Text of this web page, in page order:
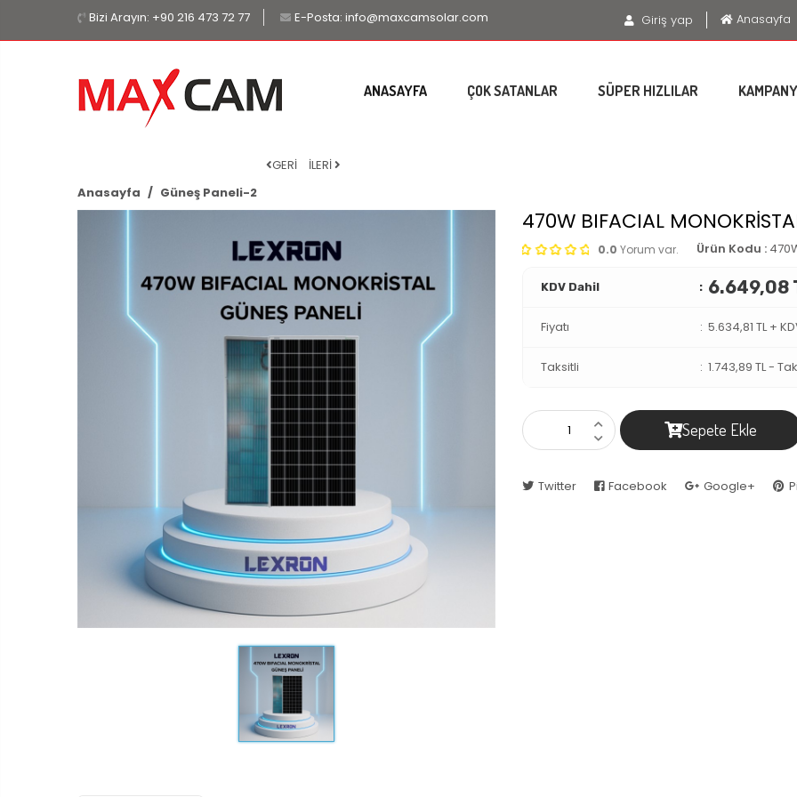
Bizi Arayın: +90 216 473 72 77 E-Posta: info@maxcamsolar.com Giriş yap Anasayfa
ANASAYFA ÇOK SATANLAR SÜPER HIZLILAR
Anasayfa Güneş Paneli-2
GERİ İLERİ
470W BIFACIAL
0.0 Yorum var. Ürün Kodu :
KDV Dahil 6.649,08
Fiyatı 5.634,81 TL +
Taksitli 1.743,89 TL-
Sepete Ekle
Twitter Facebook Google+